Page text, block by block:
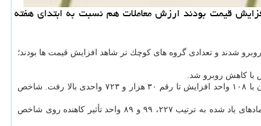
قیمت بودند ارزش معاملات هم نسبت به ابتدای هفته
روبرو شدند و تعدادی گروه های كوچك تر شاهد افزایش قیمت ها بودند؛
با كاهش روبرو شد.
اوراق بهادار تهران ۹۲۴ واحد افت كرد و به رقم ۱۶۴ هزار و ۳۷۰ واحدی رسید. همینطور شاخص كل هم وزن با ۱۰۸ واحد افزایش تا رقم ۳۰ هزار و ۷۲۳ واحدی بالا رفت. شاخص
سرمایه داشتند. هر یك از نمادهای یاد شده به ترتیب ۲۲۷، ۹۹ و ۸۹ واحد تأثیر كاهنده روی شاخص